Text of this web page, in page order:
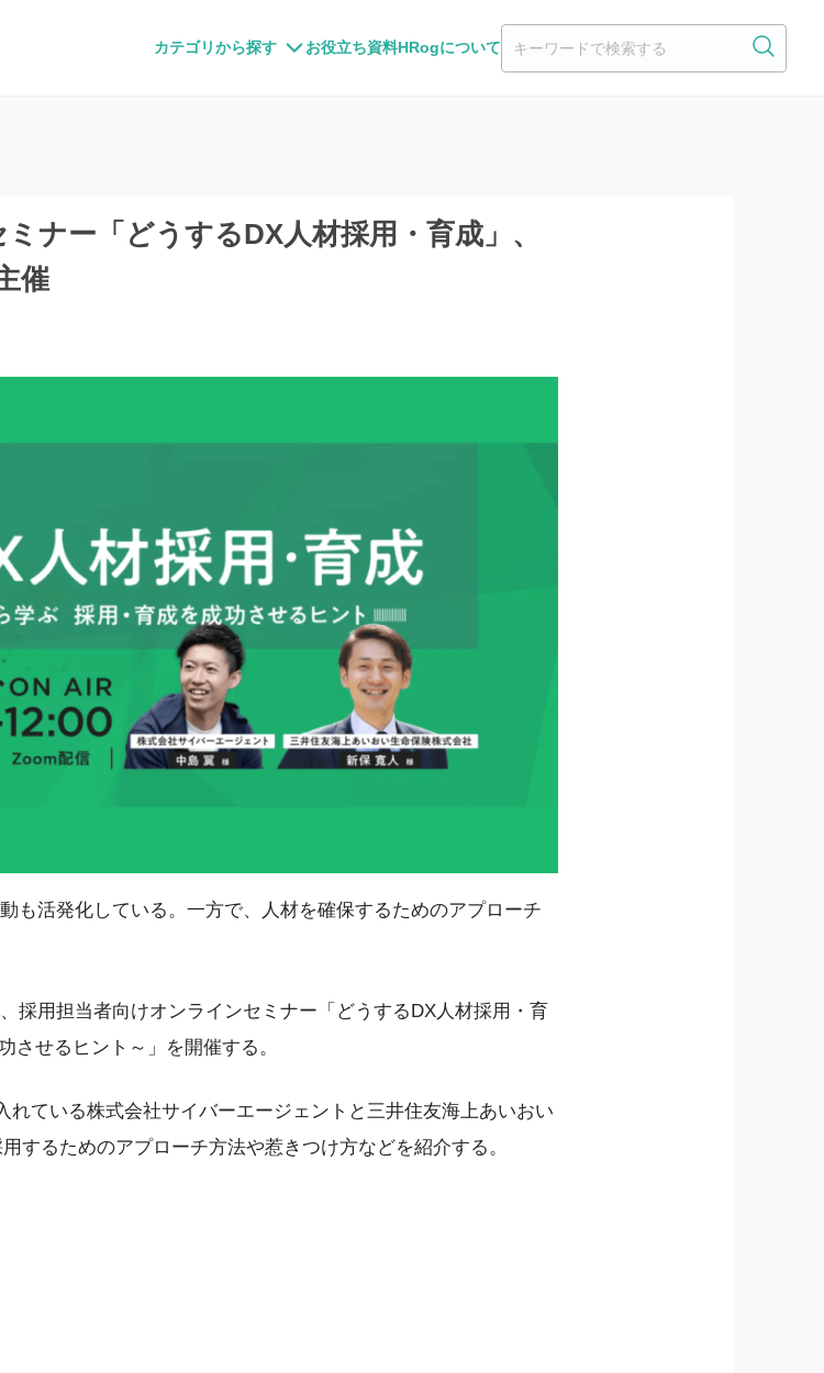
カテゴリから探す お役立ち資料HRogについて
ナー「どうするDX人材採用・育成」、
催
も活発化している。一方で、人材を確保するためのアプローチ
採用担当者向けオンラインセミナー「どうするDX人材採用・育
させるヒント～」を開催する。
れている株式会社サイバーエージェントと三井住友海上あいおい
するためのアプローチ方法や惹きつけ方などを紹介する。